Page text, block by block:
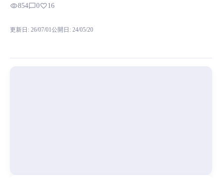
在其他地方找的，原始数据集用的是日文，试了试中文，效果
visibility854chat_bubble_outline0favorite16
更新日 : 26/07/01公開日 : 24/05/20